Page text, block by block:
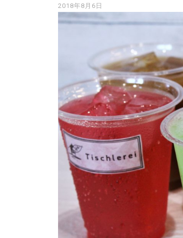
2018年8月6日